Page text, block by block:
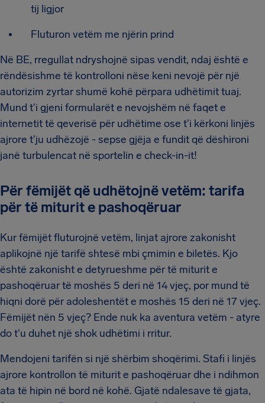
tij ligjor
Fluturon vetëm me njërin prind
Në BE, rregullat ndryshojnë sipas vendit, ndaj është e
rëndësishme të kontrolloni nëse keni nevojë për një
autorizim zyrtar shumë kohë përpara udhëtimit tuaj.
Mund t'i gjeni formularët e nevojshëm në faqet e
internetit të qeverisë për udhëtime ose t'i kërkoni linjës
ajrore t'ju udhëzojë - sepse gjëja e fundit që dëshironi
janë turbulencat në sportelin e check-in-it!
Për fëmijët që udhëtojnë vetëm: tarifa
për të miturit e pashoqëruar
Kur fëmijët fluturojnë vetëm, linjat ajrore zakonisht
aplikojnë një tarifë shtesë mbi çmimin e biletës. Kjo
është zakonisht e detyrueshme për të miturit e
pashoqëruar të moshës 5 deri në 14 vjeç, por mund të
hiqni dorë për adoleshentët e moshës 15 deri në 17 vjeç.
Fëmijët nën 5 vjeç? Ende nuk ka aventura vetëm - atyre
do t'u duhet një shok udhëtimi i rritur.
Mendojeni tarifën si një shërbim shoqërimi. Stafi i linjës
ajrore kontrollon të miturit e pashoqëruar dhe i ndihmon
ata të hipin në bord në kohë. Gjatë ndalesave të gjata,